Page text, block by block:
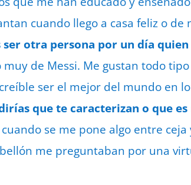
cuando llego a casa feliz o de
ser otra persona por un día quien
muy de Messi. Me gustan todo
ser el mejor del mundo en
que te caracterizan o que
se me pone algo entre
me preguntaban por una